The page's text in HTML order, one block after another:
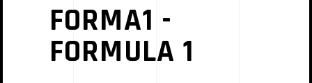
FORMA1 -
FORMULA 1